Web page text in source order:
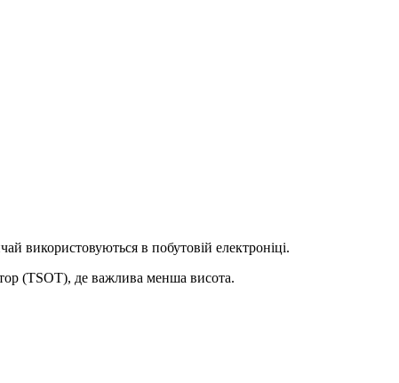
використовуються в побутовій електроніці.
(TSOT), де важлива менша висота.